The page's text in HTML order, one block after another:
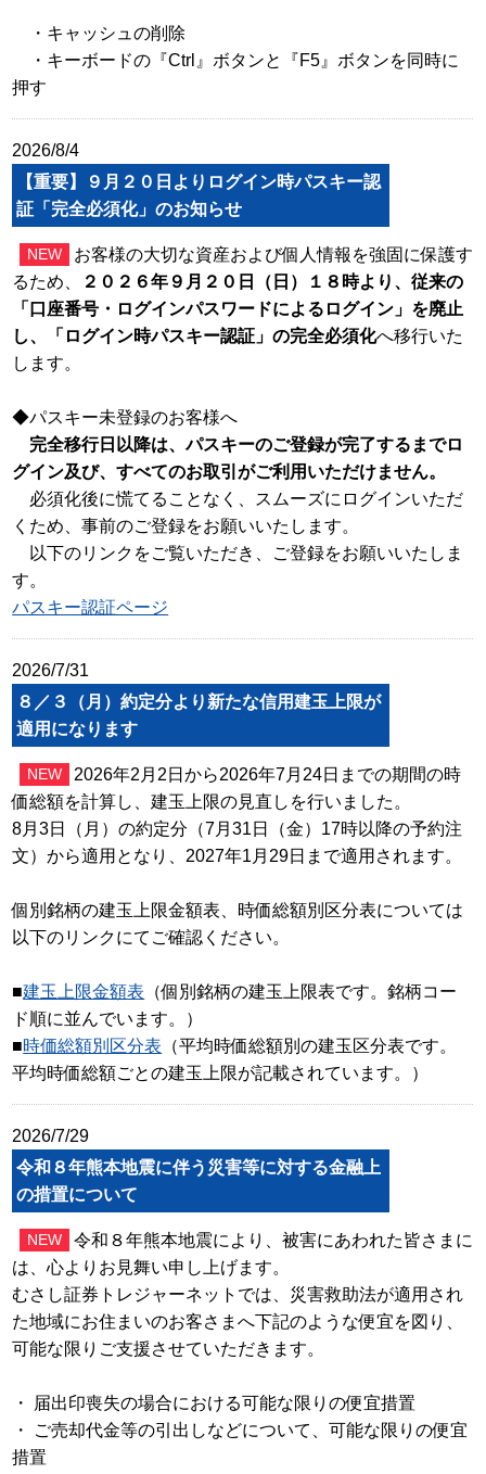
・キャッシュの削除
・キーボードの『Ctrl』ボタンと『F5』ボタンを同時に
押す
2026/8/4
【重要】９月２０日よりログイン時パスキー認
証「完全必須化」のお知らせ
NEW
お客様の大切な資産および個人情報を強固に保護す
るため、
２０２６年９月２０日（日）１８時より、従来の
「口座番号・ログインパスワードによるログイン」を廃止
し、「ログイン時パスキー認証」の完全必須化へ移行いた
します。
◆パスキー未登録のお客様へ
完全移行日以降は、パスキーのご登録が完了するまでロ
グイン及び、すべてのお取引がご利用いただけません。
必須化後に慌てることなく、スムーズにログインいただ
くため、事前のご登録をお願いいたします。
以下のリンクをご覧いただき、ご登録をお願いいたしま
す。
パスキー認証ページ
2026/7/31
８／３（月）約定分より新たな信用建玉上限が
適用になります
NEW
2026年2月2日から2026年7月24日までの期間の時
価総額を計算し、建玉上限の見直しを行いました。
8月3日（月）の約定分（7月31日（金）17時以降の予約注
文）から適用となり、2027年1月29日まで適用されます。
個別銘柄の建玉上限金額表、時価総額別区分表については
以下のリンクにてご確認ください。
■建玉上限金額表 （個別銘柄の建玉上限表です。銘柄コー
ド順に並んでいます。）
■時価総額別区分表 （平均時価総額別の建玉区分表です。
平均時価総額ごとの建玉上限が記載されています。）
2026/7/29
令和８年熊本地震に伴う災害等に対する金融上
の措置について
NEW
令和８年熊本地震により、被害にあわれた皆さまに
は、心よりお見舞い申し上げます。
むさし証券トレジャーネットでは、災害救助法が適用され
た地域にお住まいのお客さまへ下記のような便宜を図り、
可能な限りご支援させていただきます。
・ 届出印喪失の場合における可能な限りの便宜措置
・ ご売却代金等の引出しなどについて、可能な限りの便宜
措置